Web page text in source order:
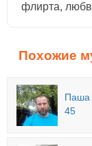
флирта,
Похожие
Паша
45